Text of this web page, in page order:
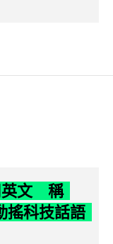
英文 稱
搖科技話語